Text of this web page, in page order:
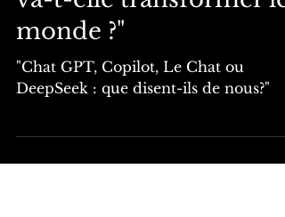
l'intelligence artificielle
va-t-elle transformer le
monde ?"
DeepSeek : que disent-ils de nous?"